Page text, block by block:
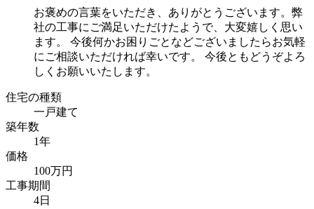
お褒めの言葉をいただき、ありがとうございます。弊
社の工事にご満足いただけたようで、大変嬉しく思い
ます。 今後何かお困りごとなどございましたらお気軽
にご相談いただければ幸いです。 今後ともどうぞよろ
しくお願いいたします。
住宅の種類
一戸建て
築年数
1年
価格
100万円
工事期間
4日